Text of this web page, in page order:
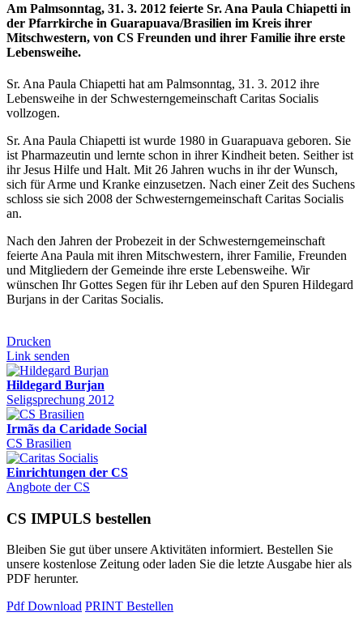
Am Palmsonntag, 31. 3. 2012 feierte Sr. Ana Paula Chiapetti in
der Pfarrkirche in Guarapuava/Brasilien im Kreis ihrer
Mitschwestern, von CS Freunden und ihrer Familie ihre erste
Lebensweihe.
Sr. Ana Paula Chiapetti hat am Palmsonntag, 31. 3. 2012 ihre
Lebensweihe in der Schwesterngemeinschaft Caritas Socialis
vollzogen.
Sr. Ana Paula Chiapetti ist wurde 1980 in Guarapuava geboren. Sie
ist Pharmazeutin und lernte schon in ihrer Kindheit beten. Seither ist
ihr Jesus Hilfe und Halt. Mit 26 Jahren wuchs in ihr der Wunsch,
sich für Arme und Kranke einzusetzen. Nach einer Zeit des Suchens
schloss sie sich 2008 der Schwesterngemeinschaft Caritas Socialis
an.
Nach den Jahren der Probezeit in der Schwesterngemeinschaft
feierte Ana Paula mit ihren Mitschwestern, ihrer Familie, Freunden
und Mitgliedern der Gemeinde ihre erste Lebensweihe. Wir
wünschen Ihr Gottes Segen für ihr Leben auf den Spuren Hildegard
Burjans in der Caritas Socialis.
Drucken
Link senden
Hildegard Burjan
Seligsprechung 2012
Irmãs da Caridade Social
CS Brasilien
Einrichtungen der CS
Angbote der CS
CS IMPULS bestellen
Bleiben Sie gut über unsere Aktivitäten informiert. Bestellen Sie
unsere kostenlose Zeitung oder laden Sie die letzte Ausgabe hier als
PDF herunter.
Pdf Download PRINT Bestellen